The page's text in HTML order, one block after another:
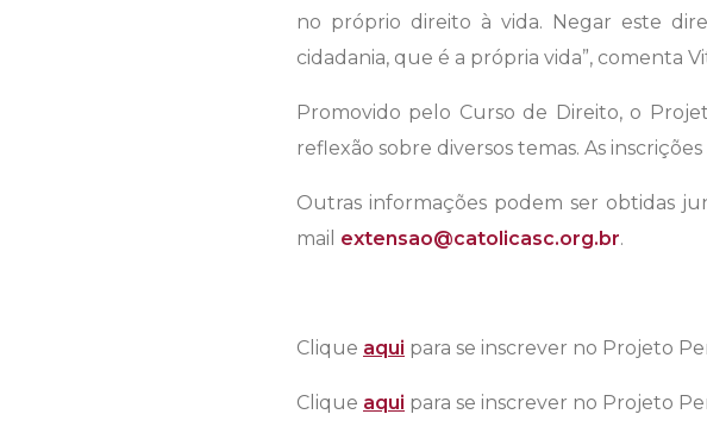
no próprio direito à vida. Negar este
cidadania, que é a própria vida”, comenta
Promovido pelo Curso de Direito, o
reflexão sobre diversos temas. As
Outras informações podem ser obtidas
mail extensao@catolicasc.org.br.
Clique aqui para se inscrever no Projeto
Clique aqui para se inscrever no Projeto